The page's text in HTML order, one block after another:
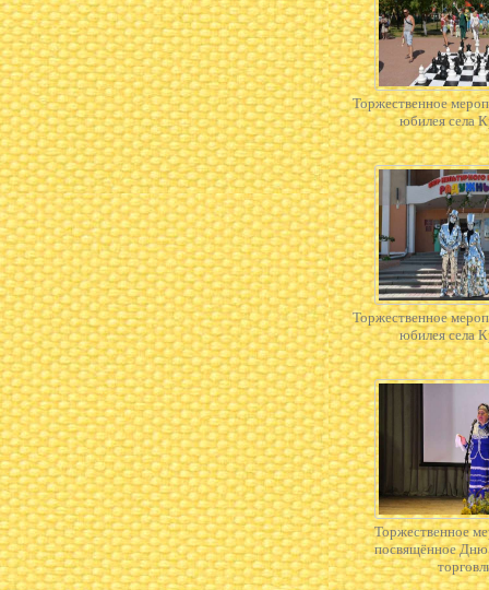
Торжественное
юбилея села
Торжественное
юбилея села
Торжественное
посвящённое Дню